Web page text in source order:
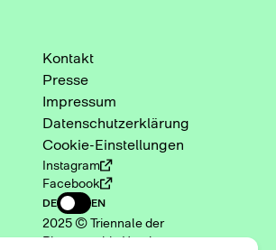
Kontakt
Presse
Impressum
Datenschutzerklärung
Cookie-Einstellungen
Instagram
Facebook
DE EN
2025 © Triennale der
Photographie Hamburg